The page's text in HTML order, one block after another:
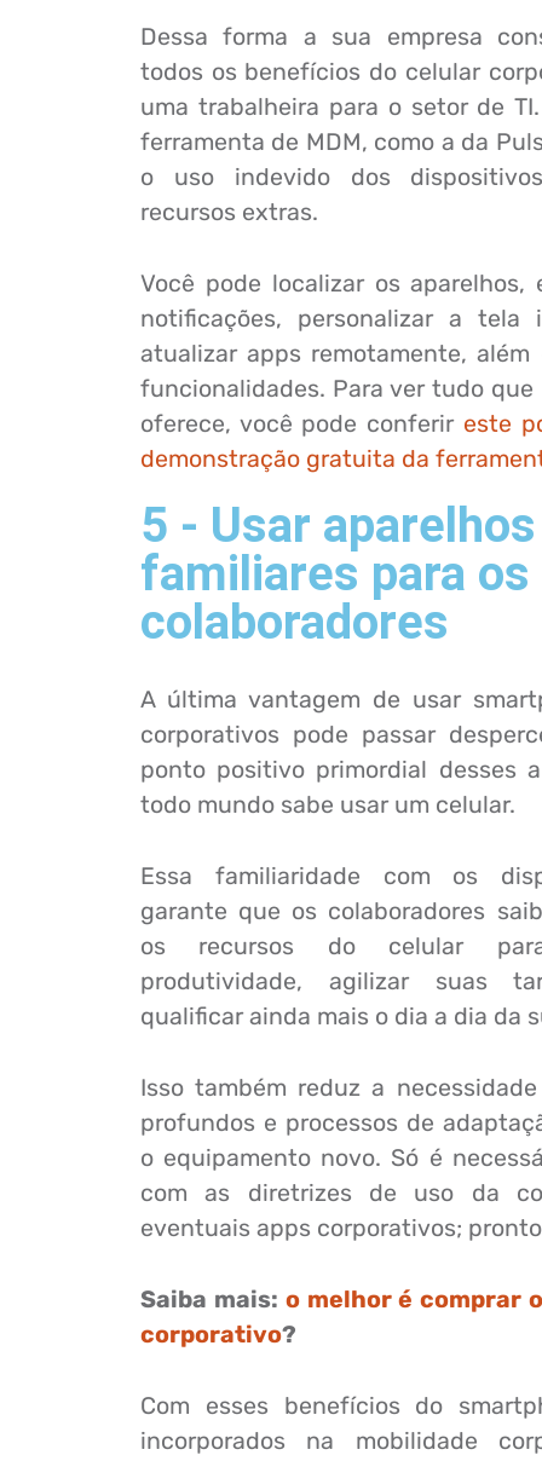
Dessa forma a sua empresa
todos os benefícios do celular
uma trabalheira para o setor de
ferramenta de MDM, como a da
o uso indevido dos
recursos extras.
Você pode localizar os aparelhos,
notificações, personalizar a tela
atualizar apps remotamente,
funcionalidades. Para ver tudo que
oferece, você pode conferir este
demonstração gratuita da
5 - Usar aparelhos
familiares para os
colaboradores
A última vantagem de usar
corporativos pode passar
ponto positivo primordial desses
todo mundo sabe usar um celular.
Essa familiaridade com os
garante que os colaboradores
os recursos do celular
produtividade, agilizar suas
qualificar ainda mais o dia a dia da
Isso também reduz a
profundos e processos de
o equipamento novo. Só é
com as diretrizes de uso da
eventuais apps corporativos;
Saiba mais: o melhor é comprar
corporativo?
Com esses benefícios do
incorporados na mobilidade